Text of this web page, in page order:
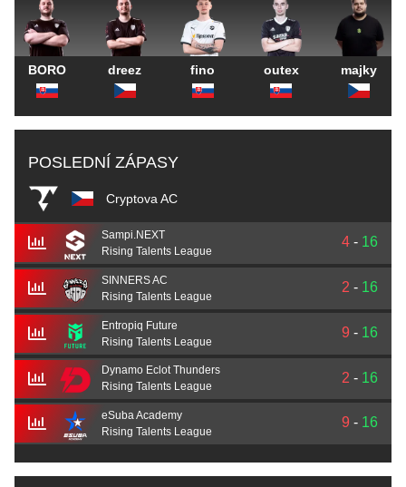
BORO dreez fino outex majky
POSLEDNÍ ZÁPASY
Cryptova AC
Sampi.NEXT
Rising Talents League
4 - 16
SINNERS AC
Rising Talents League
2 - 16
Entropiq Future
Rising Talents League
9 - 16
Dynamo Eclot Thunders
Rising Talents League
2 - 16
eSuba Academy
Rising Talents League
9 - 16